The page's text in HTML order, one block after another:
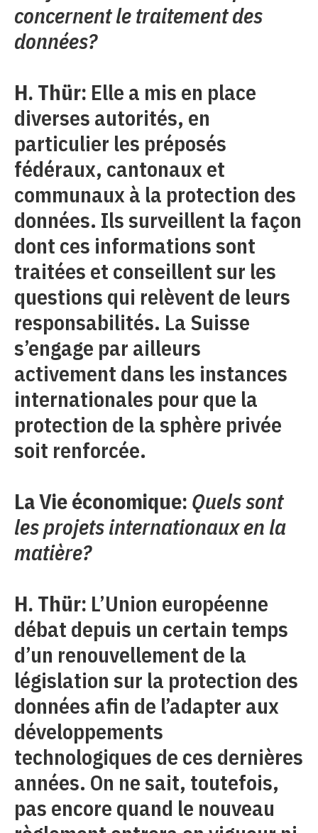
concernent le traitement des
données?
H. Thür: Elle a mis en place
diverses autorités, en
particulier les préposés
fédéraux, cantonaux et
communaux à la protection des
données. Ils surveillent la façon
dont ces informations sont
traitées et conseillent sur les
questions qui relèvent de leurs
responsabilités. La Suisse
s’engage par ailleurs
activement dans les instances
internationales pour que la
protection de la sphère privée
soit renforcée.
La Vie économique: Quels sont
les projets internationaux en la
matière?
H. Thür: L’Union européenne
débat depuis un certain temps
d’un renouvellement de la
législation sur la protection des
données afin de l’adapter aux
développements
technologiques de ces dernières
années. On ne sait, toutefois,
pas encore quand le nouveau